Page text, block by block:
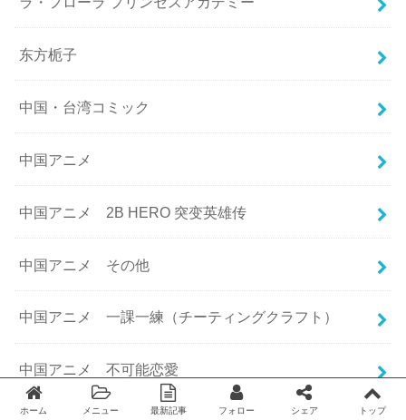
东方栀子
中国・台湾コミック
中国アニメ
中国アニメ 2B HERO 突变英雄传
中国アニメ その他
中国アニメ 一課一練（チーティングクラフト）
中国アニメ 不可能恋愛
ホーム メニュー 最新記事 フォロー シェア トップ
Twitter facebook